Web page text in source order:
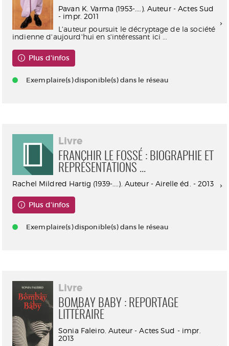
Pavan K. Varma (1953-....). Auteur - Actes Sud
- impr. 2011
L'auteur poursuit le décryptage de la société
indienne d'aujourd'hui en s'intéressant ici ...
Plus d'infos
Exemplaire(s) disponible(s) dans le réseau
Livre
FRANCHIR LE FOSSÉ : BIOGRAPHIE ET
REPRÉSENTATIONS ...
Rachel Mildred Hartig (1939-....). Auteur - Airelle éd. - 2013
Plus d'infos
Exemplaire(s) disponible(s) dans le réseau
Livre
BOMBAY BABY : REPORTAGE
LITTÉRAIRE
Sonia Faleiro. Auteur - Actes Sud - impr.
2013